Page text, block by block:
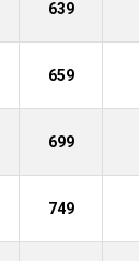
639
659
699
749